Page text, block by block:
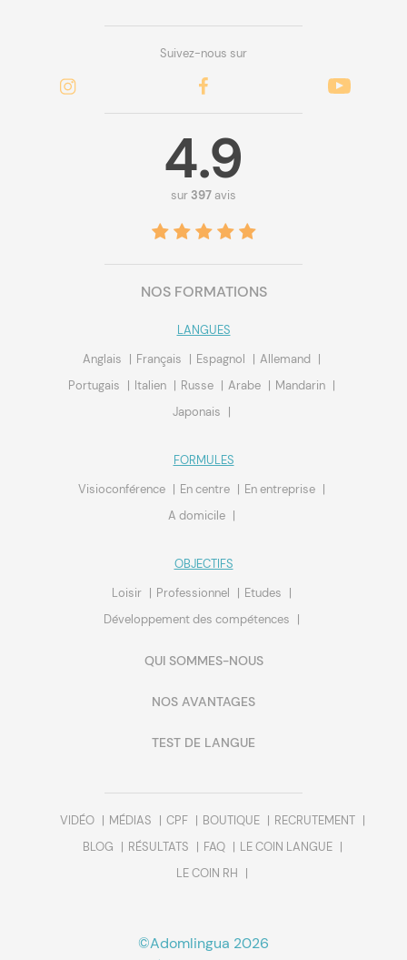
Suivez-nous sur
4.9
sur397 avis
NOS FORMATIONS
LANGUES
Anglais
Français Espagnol
Allemand
Portugais
Italien Russe Arabe
Mandarin
Japonais
FORMULES
Visioconférence
En centre
En entreprise
A domicile
OBJECTIFS
Loisir
Professionnel
Etudes
Développement des compétences
QUI SOMMES-NOUS
NOS AVANTAGES
TEST DE LANGUE
VIDÉO MÉDIAS CPF BOUTIQUE
RECRUTEMENT
BLOG
RÉSULTATS FAQ
LE COIN LANGUE
LE COIN RH
©Adomlingua 2026